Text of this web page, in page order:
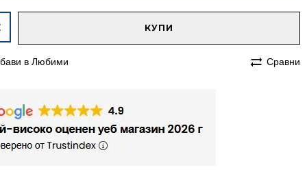
КУПИ
в Любими Сравни